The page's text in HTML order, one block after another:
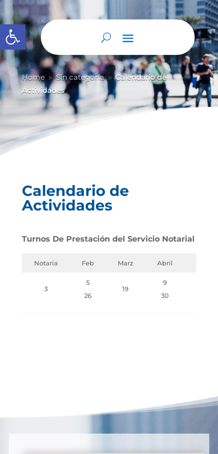
Abrir barra de herramientas
Home 9 Sin categoría 9 Calendario de
Actividades
Calendario de
Actividades
Turnos De Prestación del Servicio Notarial
Notaria Feb Marz Abril
3
5
26
19
9
30